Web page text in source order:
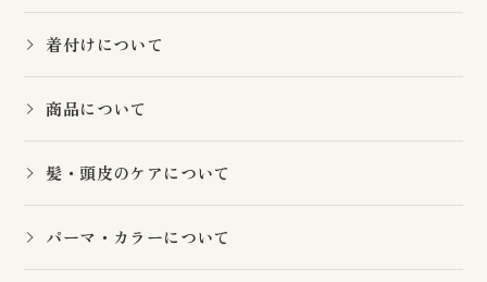
着付けについて
商品について
髪・頭皮のケアについて
パーマ・カラーについて